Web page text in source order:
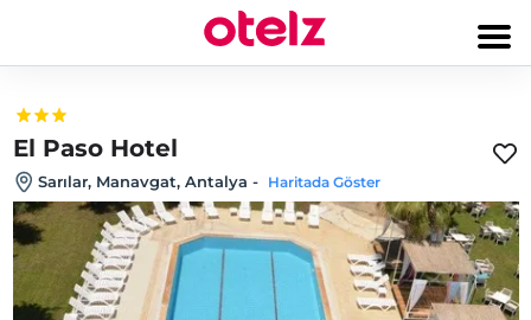
El Paso Hotel
Sarılar, Manavgat, Antalya - Haritada Göster